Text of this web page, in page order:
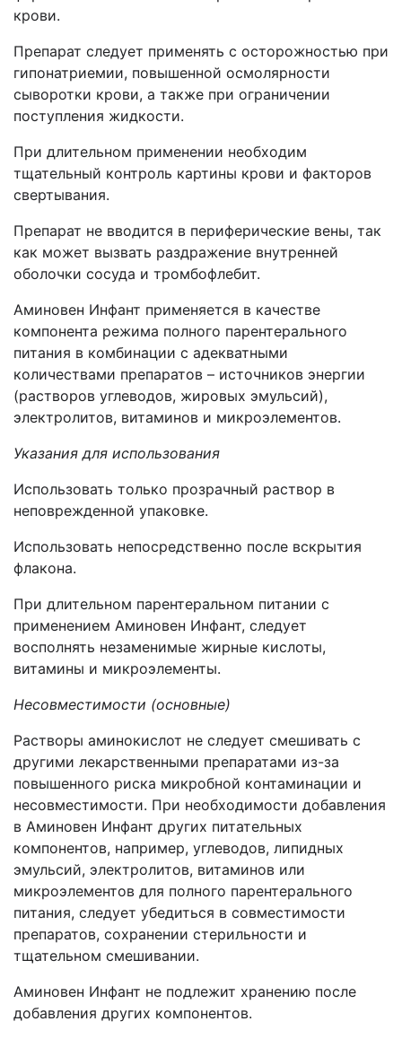
крови.
Препарат следует применять с осторожностью при
гипонатриемии, повышенной осмолярности
сыворотки крови, а также при ограничении
поступления жидкости.
При длительном применении необходим
тщательный контроль картины крови и факторов
свертывания.
Препарат не вводится в периферические вены, так
как может вызвать раздражение внутренней
оболочки сосуда и тромбофлебит.
Аминовен Инфант применяется в качестве
компонента режима полного парентерального
питания в комбинации с адекватными
количествами препаратов – источников энергии
(растворов углеводов, жировых эмульсий),
электролитов, витаминов и микроэлементов.
Указания для использования
Использовать только прозрачный раствор в
неповрежденной упаковке.
Использовать непосредственно после вскрытия
флакона.
При длительном парентеральном питании с
применением Аминовен Инфант, следует
восполнять незаменимые жирные кислоты,
витамины и микроэлементы.
Несовместимости (основные)
Растворы аминокислот не следует смешивать с
другими лекарственными препаратами из-за
повышенного риска микробной контаминации и
несовместимости. При необходимости добавления
в Аминовен Инфант других питательных
компонентов, например, углеводов, липидных
эмульсий, электролитов, витаминов или
микроэлементов для полного парентерального
питания, следует убедиться в совместимости
препаратов, сохранении стерильности и
тщательном смешивании.
Аминовен Инфант не подлежит хранению после
добавления других компонентов.